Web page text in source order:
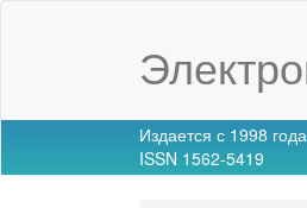
Издается с 1998 года
ISSN 1562-5419